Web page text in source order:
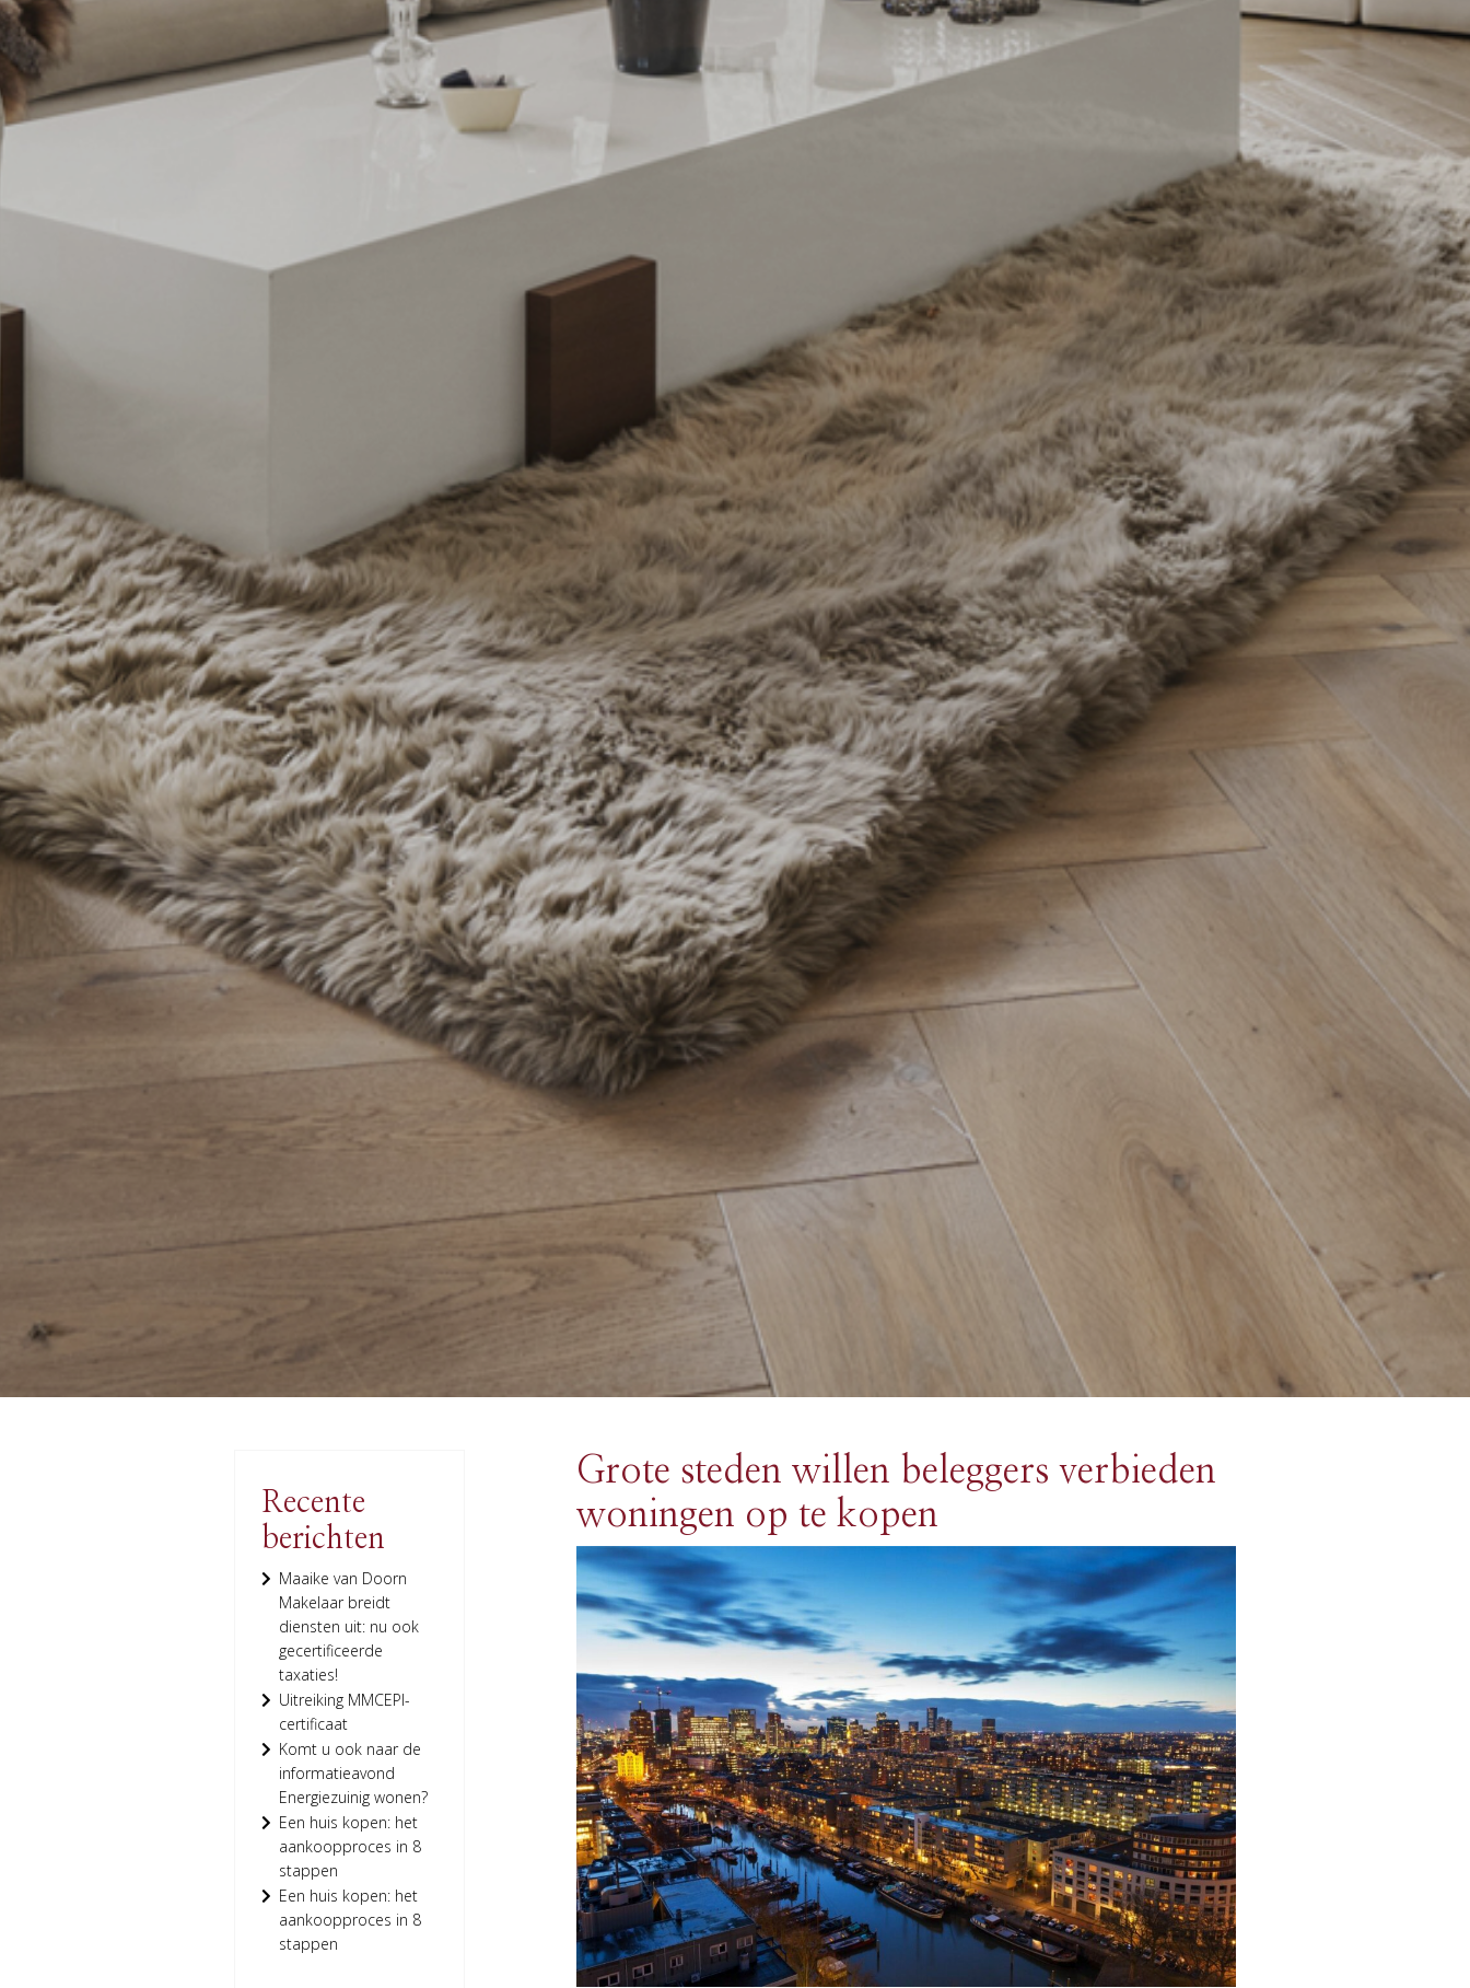
Recente
berichten
Maaike van Doorn
Makelaar breidt
diensten uit: nu ook
gecertificeerde
taxaties!
Uitreiking MMCEPI-
certificaat
Komt u ook naar de
informatieavond
Energiezuinig wonen?
Een huis kopen: het
aankoopproces in 8
stappen
Een huis kopen: het
aankoopproces in 8
stappen
Grote steden willen beleggers verbieden
woningen op te kopen